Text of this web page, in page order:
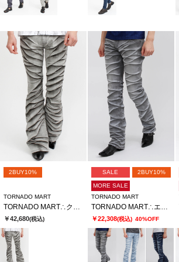
2BUY10%
TORNADO MART
TORNADO MART∴クロスエッジベルボトム
￥42,680(税込)
SALE 2BUY10%
MORE SALE
TORNADO MART
TORNADO MART∴エッジストロークシューカットデニム
￥22,308(税込) 40%OFF